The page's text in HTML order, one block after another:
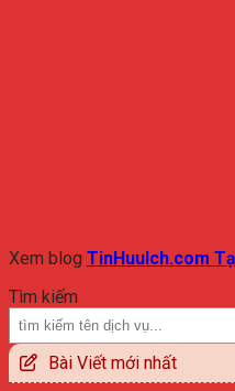
Xem blog TinHuuIch.com
Tìm kiếm
Bài Viết mới nhất